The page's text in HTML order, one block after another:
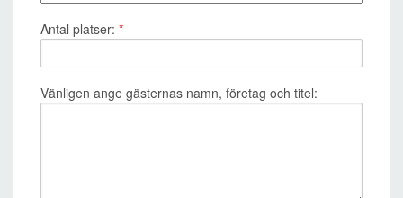
Antal platser: *
Vänligen ange gästernas namn, företag och titel: